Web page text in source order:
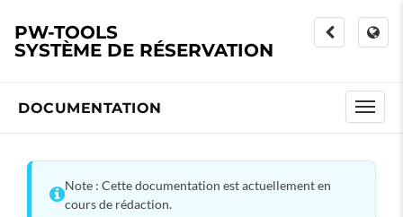
PW-TOOLS
SYSTÈME DE RÉSERVATION
DOCUMENTATION
Note : Cette documentation est actuellement en
cours de rédaction.